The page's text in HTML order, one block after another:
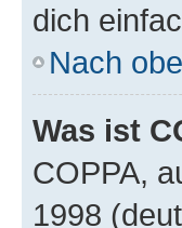
dich
Nach
Was ist
COPPA,
1998